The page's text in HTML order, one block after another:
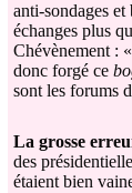
anti-sondages
échanges plus
Chévènement : «
donc forgé ce
sont les forums
La grosse
des
étaient bien